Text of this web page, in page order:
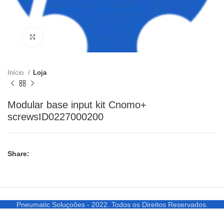
Clique para ampliar
Início Loja
Modular base input kit Cnomo+
screwsID0227000200
Share:
Pneumatic Soluçoões - 2022. Todos os Direitos Reservados.